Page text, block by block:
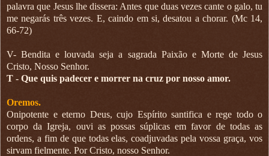
palavra que Jesus lhe dissera: Antes que duas vezes cante o galo, tu
me negarás três vezes. E, caindo em si, desatou a chorar. (Mc 14,
66-72)
V- Bendita e louvada seja a sagrada Paixão e Morte de Jesus
Cristo, Nosso Senhor.
T - Que quis padecer e morrer na cruz por nosso amor.
Oremos.
Onipotente e eterno Deus, cujo Espírito santifica e rege todo o
corpo da Igreja, ouvi as possas súplicas em favor de todas as
ordens, a fim de que todas elas, coadjuvadas pela vossa graça, vos
sirvam fielmente. Por Cristo, nosso Senhor.